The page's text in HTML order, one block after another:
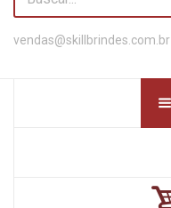
vendas@skillbrindes.com.br